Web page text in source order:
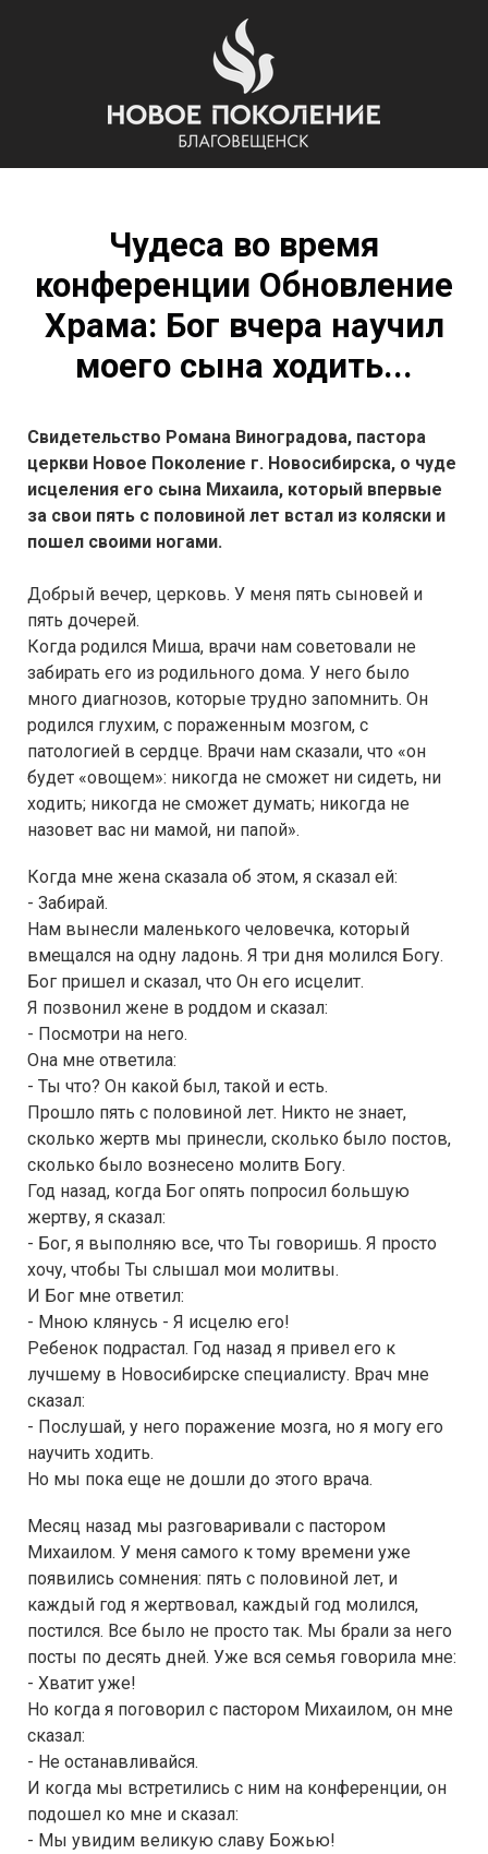
Чудеса во время
конференции Обновление
Храма: Бог вчера научил
моего сына ходить...
Свидетельство Романа Виноградова, пастора
церкви Новое Поколение г. Новосибирска, о чуде
исцеления его сына Михаила, который впервые
за свои пять с половиной лет встал из коляски и
пошел своими ногами.
Добрый вечер, церковь. У меня пять сыновей и
пять дочерей.
Когда родился Миша, врачи нам советовали не
забирать его из родильного дома. У него было
много диагнозов, которые трудно запомнить. Он
родился глухим, с пораженным мозгом, с
патологией в сердце. Врачи нам сказали, что «он
будет «овощем»: никогда не сможет ни сидеть, ни
ходить; никогда не сможет думать; никогда не
назовет вас ни мамой, ни папой».
Когда мне жена сказала об этом, я сказал ей:
- Забирай.
Нам вынесли маленького человечка, который
вмещался на одну ладонь. Я три дня молился Богу.
Бог пришел и сказал, что Он его исцелит.
Я позвонил жене в роддом и сказал:
- Посмотри на него.
Она мне ответила:
- Ты что? Он какой был, такой и есть.
Прошло пять с половиной лет. Никто не знает,
сколько жертв мы принесли, сколько было постов,
сколько было вознесено молитв Богу.
Год назад, когда Бог опять попросил большую
жертву, я сказал:
- Бог, я выполняю все, что Ты говоришь. Я просто
хочу, чтобы Ты слышал мои молитвы.
И Бог мне ответил:
- Мною клянусь - Я исцелю его!
Ребенок подрастал. Год назад я привел его к
лучшему в Новосибирске специалисту. Врач мне
сказал:
- Послушай, у него поражение мозга, но я могу его
научить ходить.
Но мы пока еще не дошли до этого врача.
Месяц назад мы разговаривали с пастором
Михаилом. У меня самого к тому времени уже
появились сомнения: пять с половиной лет, и
каждый год я жертвовал, каждый год молился,
постился. Все было не просто так. Мы брали за него
посты по десять дней. Уже вся семья говорила мне:
- Хватит уже!
Но когда я поговорил с пастором Михаилом, он мне
сказал:
- Не останавливайся.
И когда мы встретились с ним на конференции, он
подошел ко мне и сказал:
- Мы увидим великую славу Божью!